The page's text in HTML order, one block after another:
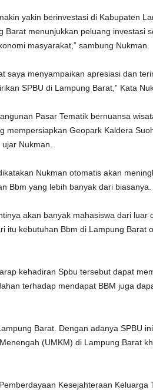
yakin berinvestasi di Kabupaten
Barat menunjukkan peluang investasi
masyarakat,” sambung Nukman.
saya menyampaikan apresiasi dan
SPBU di Lampung Barat,” Kata
Pasar Tematik bernuansa
mempersiapkan Geopark Kaldera
Nukman.
Nukman otomatis akan
Bbm yang lebih banyak dari biasanya.
akan banyak mahasiswa dari luar
itu kebutuhan Bbm di Lampung Barat
kehadiran Spbu tersebut dapat
terhadap mendapat BBM juga
Barat. Dengan adanya SPBU
(UMKM) di Lampung Barat
Kesejahteraan Keluarga